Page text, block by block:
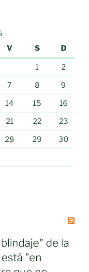
V S D
1 2
7 8 9
14 15 16
21 22 23
28 29 30
de la
"en